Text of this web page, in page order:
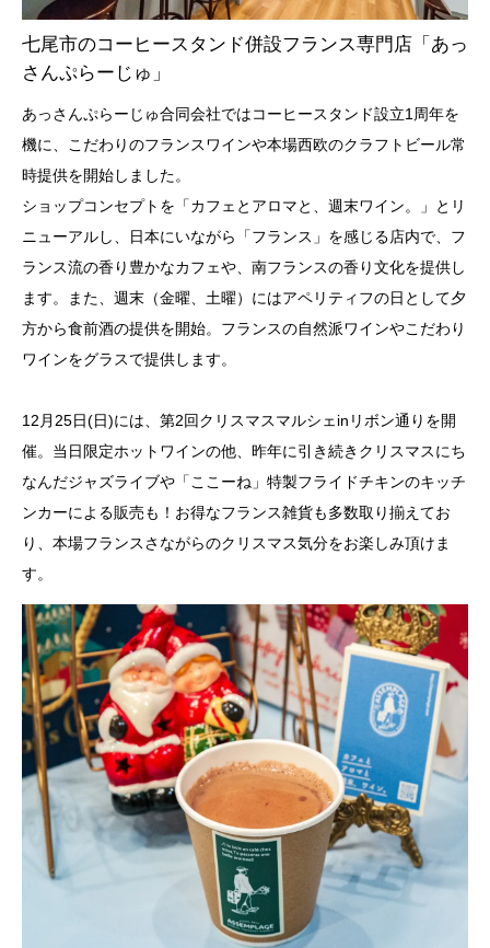
七尾市のコーヒースタンド併設フランス専門店「あっ
さんぷらーじゅ」
あっさんぷらーじゅ合同会社ではコーヒースタンド設立1周年を
機に、こだわりのフランスワインや本場西欧のクラフトビール常
時提供を開始しました。
ショップコンセプトを「カフェとアロマと、週末ワイン。」とリ
ニューアルし、日本にいながら「フランス」を感じる店内で、フ
ランス流の香り豊かなカフェや、南フランスの香り文化を提供し
ます。また、週末（金曜、土曜）にはアペリティフの日として夕
方から食前酒の提供を開始。フランスの自然派ワインやこだわり
ワインをグラスで提供します。
12月25日(日)には、第2回クリスマスマルシェinリボン通りを開
催。当日限定ホットワインの他、昨年に引き続きクリスマスにち
なんだジャズライブや「ここーね」特製フライドチキンのキッチ
ンカーによる販売も！お得なフランス雑貨も多数取り揃えてお
り、本場フランスさながらのクリスマス気分をお楽しみ頂けま
す。